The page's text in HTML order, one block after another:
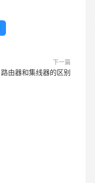
下一篇
路由器和集线器的区别